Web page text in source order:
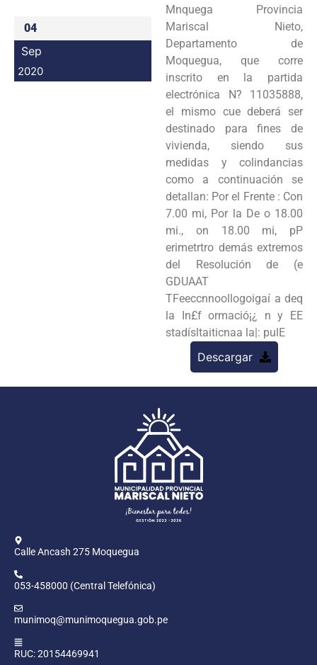
04
Sep
2020
Mnquega Provincia
Mariscal Nieto,
Departamento de
Moquegua, que corre
inscrito en la partida
electrónica N? 11035888,
el mismo cue deberá ser
destinado para fines de
vivienda, siendo sus
medidas y colindancias
como a continuación se
detallan: Por el Frente : Con
7.00 mi, Por la De o 18.00
mi., on 18.00 mi, pP
erimetrtro demás extremos
del Resolución de (e
GDUAAT
TFeeccnnoollogoigaí a deq
la In£f ormació¡¿ n y EE
stadísltaiticnaa la|: pulE
Descargar
Calle Ancash 275 Moquegua
053-458000 (Central Telefónica)
munimoq@munimoquegua.gob.pe
RUC: 20154469941